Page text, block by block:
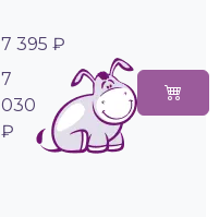
7 395 ₽
7
030
₽